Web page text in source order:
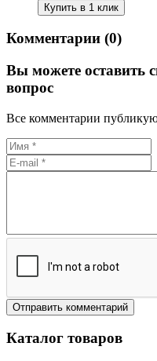
Купить в 1 клик
Комментарии (0)
Вы можете оставить
вопрос
Все комментарии
Каталог товаров